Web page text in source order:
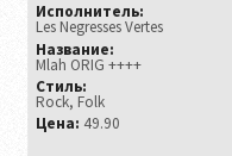
Исполнитель:
Les Negresses Vertes
Название:
Mlah ORIG ++++
Стиль:
Rock, Folk
Цена: 49.90